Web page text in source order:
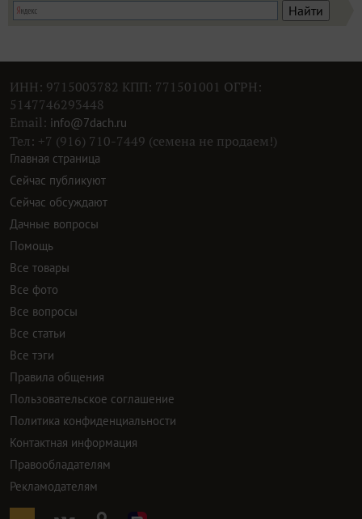
ИНН: 9715003782 КПП: 771501001 ОГРН:
5147746293448
Email: info@7dach.ru
Тел: +7 (916) 710-7449 (семена не продаем!)
Главная страница
Сейчас публикуют
Сейчас обсуждают
Дачные вопросы
Помощь
Все товары
Все фото
Все вопросы
Все статьи
Все тэги
Правила общения
Пользовательское соглашение
Политика конфиденциальности
Контактная информация
Правообладателям
Рекламодателям